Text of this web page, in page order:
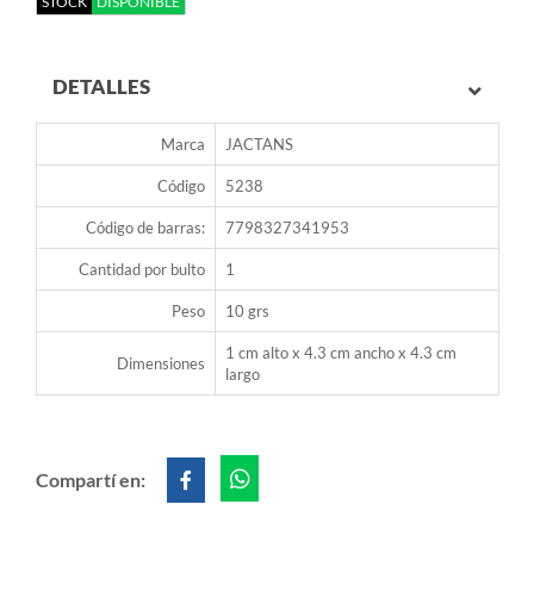
DETALLES
Marca JACTANS
Código 5238
Código de barras: 7798327341953
Cantidad por bulto 1
Peso 10 grs
Dimensiones
1 cm alto x 4.3 cm ancho x 4.3 cm
largo
Compartí en: